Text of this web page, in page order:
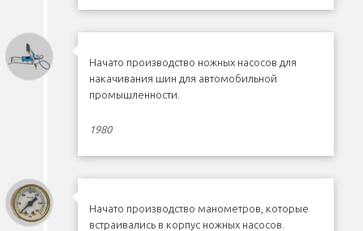
Начато производство ножных насосов для
накачивания шин для автомобильной
промышленности.
1980
Начато производство манометров, которые
встраивались в корпус ножных насосов.